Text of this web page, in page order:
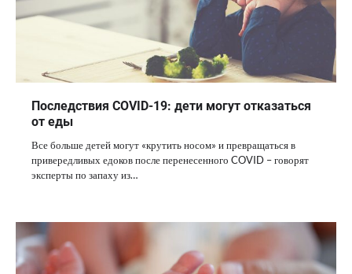
Последствия COVID-19: дети могут отказаться
от еды
Все больше детей могут «крутить носом» и превращаться в
привередливых едоков после перенесенного COVID – говорят
эксперты по запаху из…